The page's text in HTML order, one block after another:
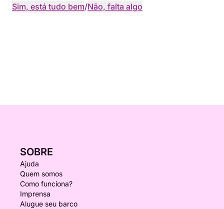
Sim, está tudo bem/Não, falta algo
SOBRE
Ajuda
Quem somos
Como funciona?
Imprensa
Alugue seu barco